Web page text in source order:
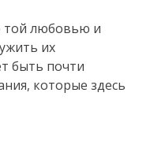
той любовью и
их
быть почти
которые здесь